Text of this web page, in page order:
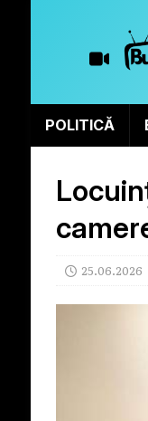
POLITICĂ
25.06.2026